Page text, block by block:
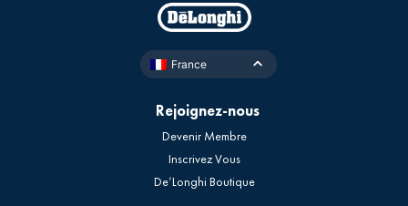
France
Rejoignez-nous
Devenir Membre
Inscrivez Vous
De’Longhi Boutique